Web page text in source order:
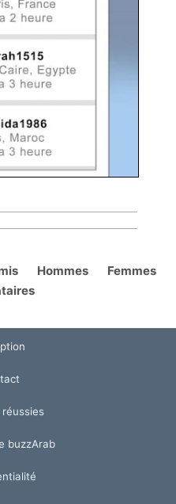
Hommes
Femmes
buzzArab